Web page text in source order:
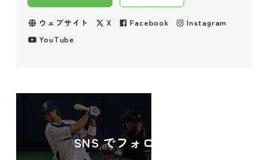
ウェブサイト X Facebook
Instagram
YouTube
SNS でフォローする